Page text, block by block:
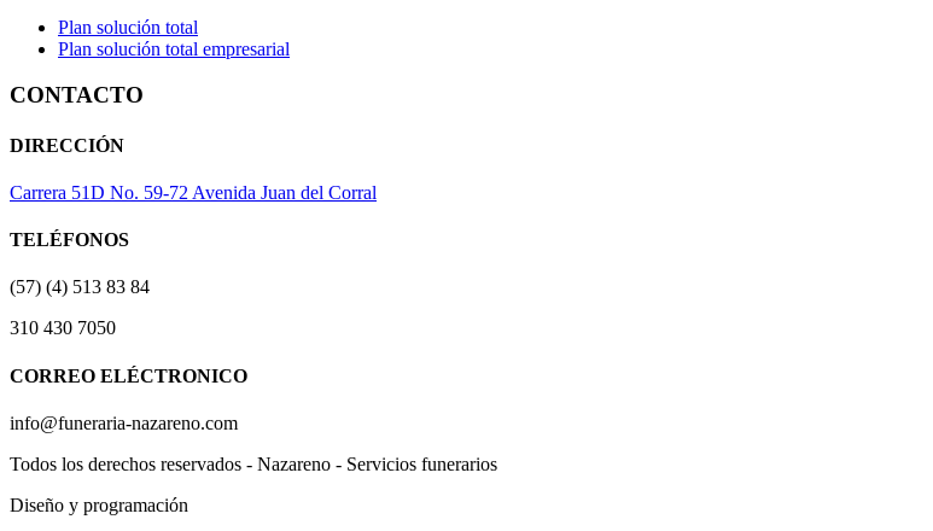
Plan solución total
Plan solución total empresarial
CONTACTO
DIRECCIÓN
Carrera 51D No. 59-72 Avenida Juan del Corral
TELÉFONOS
(57) (4) 513 83 84
310 430 7050
CORREO ELÉCTRONICO
info@funeraria-nazareno.com
Todos los derechos reservados - Nazareno - Servicios funerarios
Diseño y programación